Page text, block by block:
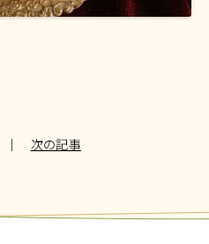
｜ 次の記事